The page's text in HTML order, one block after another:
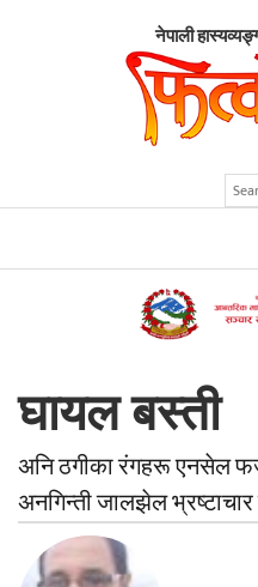
नेपाली
घायल बस्ती
अनि ठगीका रंगहरू एनसेल
अनगिन्ती जालझेल